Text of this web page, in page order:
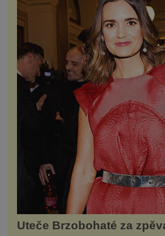
Uteče Brzobohaté za